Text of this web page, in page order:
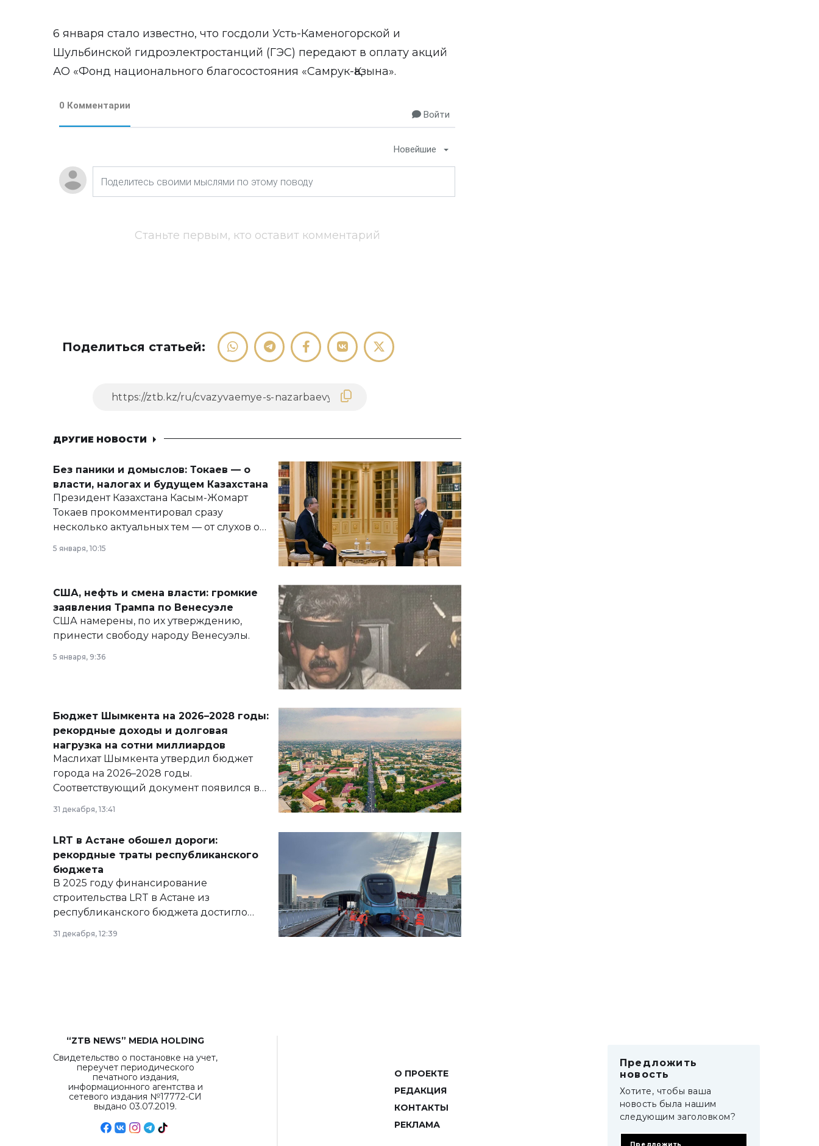
6 января стало известно, что госдоли Усть-Каменогорской и
Шульбинской гидроэлектростанций (ГЭС) передают в оплату акций
АО «Фонд национального благосостояния «Самрук-Қазына».
0 Комментарии
Войти
Новейшие
Станьте первым, кто оставит комментарий
Поделиться статьей:
ДРУГИЕ НОВОСТИ
Без паники и домыслов: Токаев — о
власти, налогах и будущем Казахстана
Президент Казахстана Касым-Жомарт
Токаев прокомментировал сразу
несколько актуальных тем — от слухов о
армии, экономики и личного здоровья.
5 января, 10:15
США, нефть и смена власти: громкие
заявления Трампа по Венесуэле
США намерены, по их утверждению,
принести свободу народу Венесуэлы.
5 января, 9:36
Бюджет Шымкента на 2026–2028 годы:
рекордные доходы и долговая
нагрузка на сотни миллиардов
Маслихат Шымкента утвердил бюджет
города на 2026–2028 годы.
Соответствующий документ появился в
базе нормативных правовых актов и на
сайте маслихат города.
31 декабря, 13:41
LRT в Астане обошел дороги:
рекордные траты республиканского
бюджета
В 2025 году финансирование
строительства LRT в Астане из
республиканского бюджета достигло
рекордных объемов.
31 декабря, 12:39
“ZTB NEWS” MEDIA HOLDING
Свидетельство о постановке на учет,
переучет периодического
печатного издания,
информационного агентства и
сетевого издания №17772-СИ
выдано 03.07.2019.
О ПРОЕКТЕ
РЕДАКЦИЯ
КОНТАКТЫ
РЕКЛАМА
Предложить
новость
Хотите, чтобы ваша
новость была нашим
следующим заголовком?